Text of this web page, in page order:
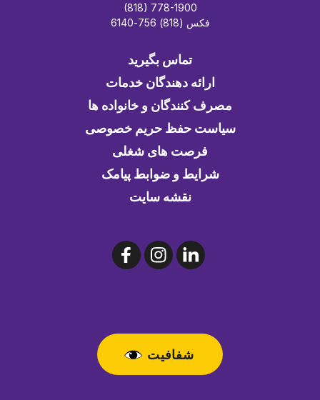
(818) 778-1900
فکس (818) 756-6140
تماس بگیرید
ارائه دهندگان خدمات
مصرف کنندگان و خانواده ها
سیاست حفظ حریم خصوصی
فرصت های شغلی
شرایط و ضوابط پیامک
نقشه سایت
شفافیت